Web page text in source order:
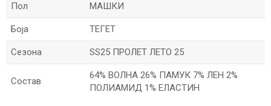
Пол МАШКИ
Боја ТЕГЕТ
Сезона SS25 ПРОЛЕТ ЛЕТО 25
Состав
64% ВОЛНА 26% ПАМУК 7% ЛЕН 2%
ПОЛИАМИД 1% ЕЛАСТИН